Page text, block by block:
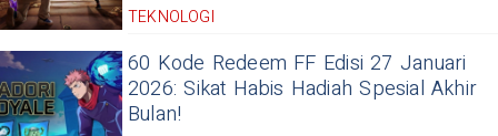
TEKNOLOGI
60 Kode Redeem FF Edisi 27 Januari
2026: Sikat Habis Hadiah Spesial Akhir
Bulan!